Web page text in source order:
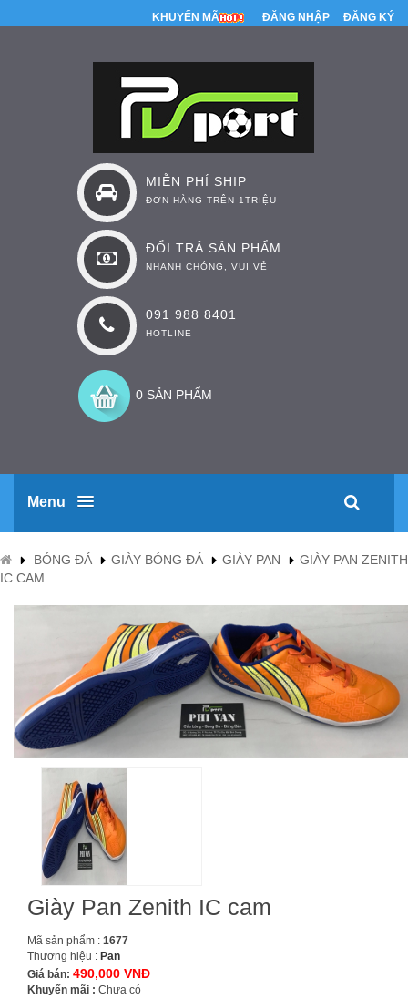
KHUYẾN MÃI ĐĂNG NHẬP ĐĂNG KÝ
MIỄN PHÍ SHIP
ĐƠN HÀNG TRÊN 1TRIỆU
ĐỔI TRẢ SẢN PHẨM
NHANH CHÓNG, VUI VẺ
091 988 8401
HOTLINE
0 SẢN PHẨM
Menu
BÓNG ĐÁ GIÀY BÓNG ĐÁ GIÀY PAN
GIÀY PAN ZENITH
IC CAM
Giày Pan Zenith IC cam
Mã sản phẩm : 1677
Thương hiệu : Pan
Giá bán: 490,000 VNĐ
Khuyến mãi : Chưa có